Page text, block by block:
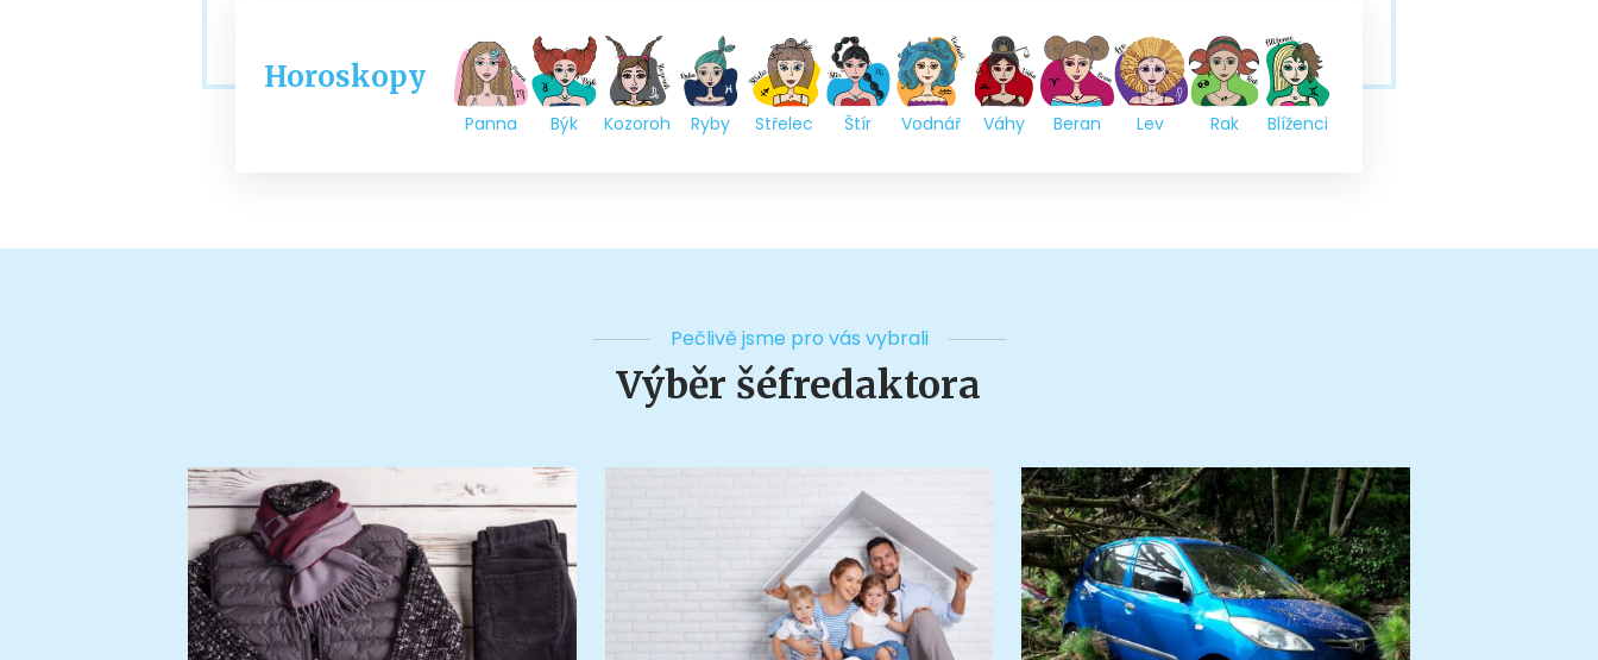
Horoskopy
Panna Býk Kozoroh Ryby Střelec Štír Vodnář Váhy Beran Lev Rak Blíženci
Pečlivě jsme pro vás vybrali
Výběr šéfredaktora